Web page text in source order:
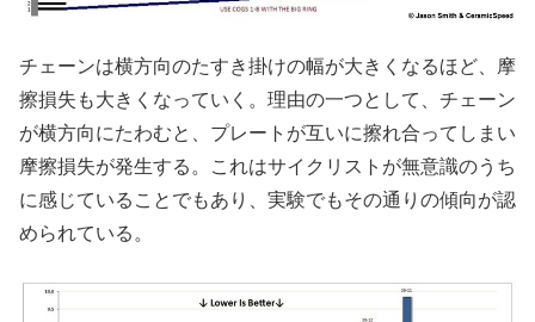
チェーンは横方向のたすき掛けの幅が大きくなるほど、摩
擦損失も大きくなっていく。理由の一つとして、チェーン
が横方向にたわむと、プレートが互いに擦れ合ってしまい
摩擦損失が発生する。これはサイクリストが無意識のうち
に感じていることでもあり、実験でもその通りの傾向が認
められている。